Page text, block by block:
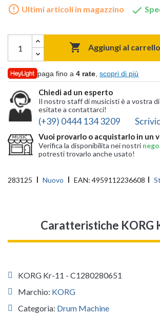
error_outline Ultimi articoli in magazzino 
 Aggiungi al carrello
paga fino a4 rate ,scopri di più
Chiedi ad un esperto
Il nostro staff di musicisti è a vostra
esitate a contattarci!
(+39) 0444 134 3209
Vuoi provarlo o acquistarlo in un
Verifica la disponibilita nei nostri
potresti trovarlo anche usato!
283125 Nuovo EAN: 4959112236608
Caratteristiche KORG
KORG Kr-11 - C1280280651
Marchio: KORG
Categoria: Drum Machine